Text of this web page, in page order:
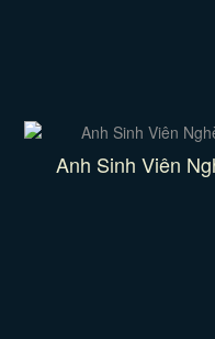
Anh Sinh Viên